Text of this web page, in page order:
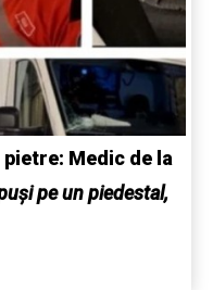
Medic de la
pe un piedestal,